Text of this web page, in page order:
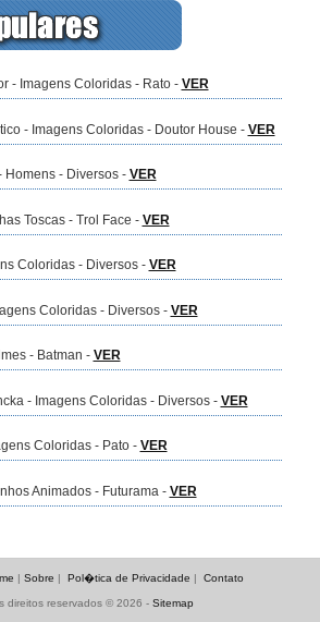
- Imagens Coloridas - Rato - VER
- Imagens Coloridas - Doutor House - VER
Homens - Diversos - VER
Toscas - Trol Face - VER
Coloridas - Diversos - VER
Coloridas - Diversos - VER
- Batman - VER
- Imagens Coloridas - Diversos - VER
Coloridas - Pato - VER
Animados - Futurama - VER
| Sobre | Pol�tica de Privacidade | Contato
direitos reservados © 2026 - Sitemap